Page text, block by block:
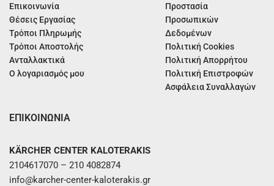
Επικοινωνία
Θέσεις Εργασίας
Τρόποι Πληρωμής
Τρόποι Αποστολής
Ανταλλακτικά
Ο λογαριασμός μου
Προστασία
Προσωπικών
Δεδομένων
Πολιτική Cookies
Πολιτική Απορρήτου
Πολιτική Επιστροφών
Ασφάλεια Συναλλαγών
ΕΠΙΚΟΙΝΩΝΙΑ
KÄRCHER CENTER KALOTERAKIS
2104617070 – 210 4082874
info@karcher-center-kaloterakis.gr